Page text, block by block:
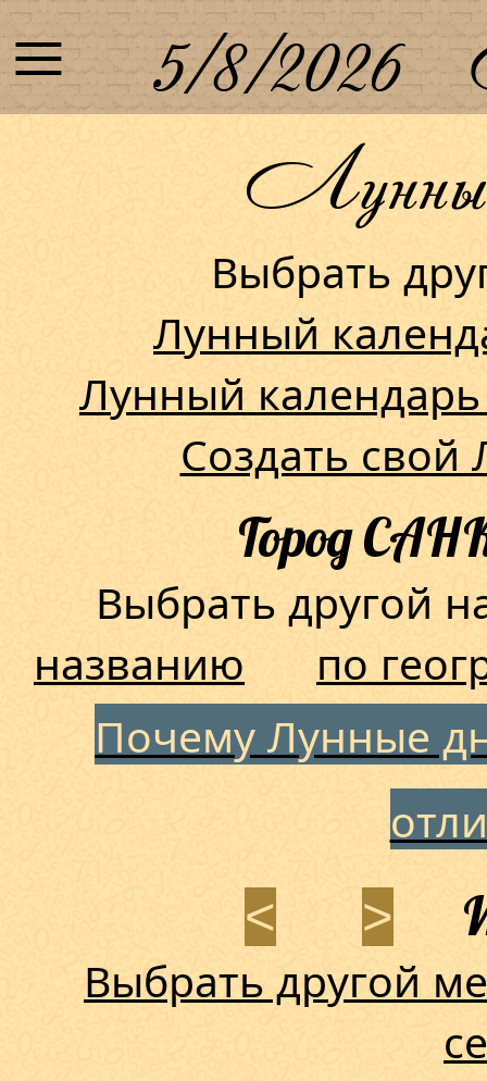
≡ 5/8/2026
Лунный
Выбрать
Лунный
Лунный
Создать
Город
Выбрать другой
названию
по
Почему Лунные
< >
Выбрать другой